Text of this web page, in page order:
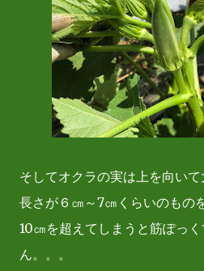
そしてオクラの実は上を向いて
長さが６㎝～7㎝くらいのもの
10㎝を超えてしまうと筋ぽっ
ん。。。